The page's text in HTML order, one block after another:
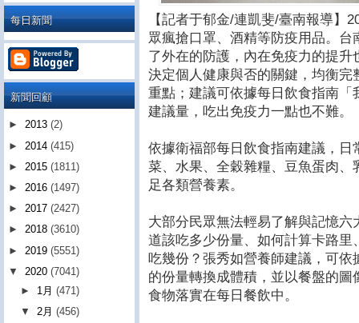
【記者于郁金/連凱斐/臺南報導】
眾瘋搶口罩、酒精等防疫用品。
了外在的防護，內在免疫力的提
決定個人健康與否的關鍵，均衡
重點；建議可依據每日飲食指南
建議量，吃出免疫力一點也不難。
依據衛福部每日飲食指南建議，
菜、水果、全穀雜糧、豆魚蛋肉
足各類營養素。
大部分民眾無法輕易了解與記憶
道該吃多少份量、如何計算卡路
吃幾份？張秀如營養師建議，可
的份量轉換成體積，並以餐盤的
食物落實在每日餐飲中。
每日新聞
新聞回顧
► 2013 (2)
► 2014 (415)
► 2015 (1811)
► 2016 (1497)
► 2017 (2427)
► 2018 (3610)
► 2019 (5551)
▼ 2020 (7041)
► 1月(471)
▼2月(456)